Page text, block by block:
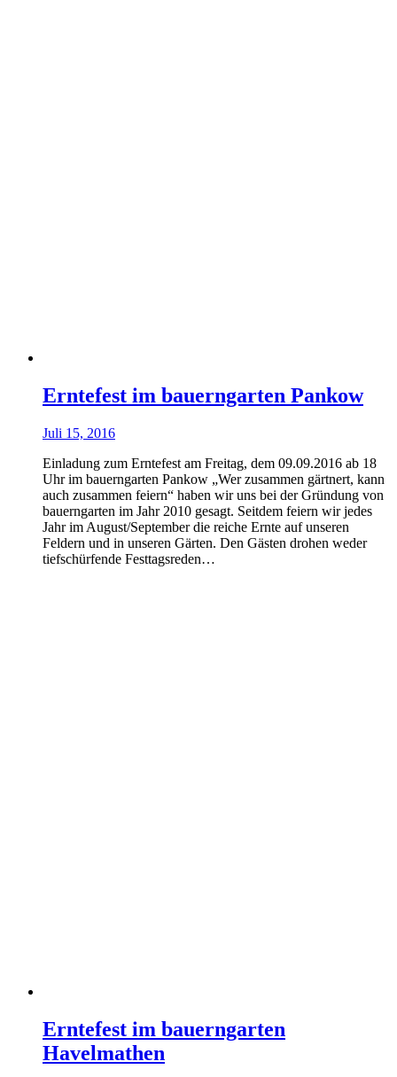
Erntefest im bauerngarten Pankow
Juli 15, 2016
Einladung zum Erntefest am Freitag, dem 09.09.2016 ab 18
Uhr im bauerngarten Pankow „Wer zusammen gärtnert, kann
auch zusammen feiern“ haben wir uns bei der Gründung von
bauerngarten im Jahr 2010 gesagt. Seitdem feiern wir jedes
Jahr im August/September die reiche Ernte auf unseren
Feldern und in unseren Gärten. Den Gästen drohen weder
tiefschürfende Festtagsreden…
Erntefest im bauerngarten
Havelmathen